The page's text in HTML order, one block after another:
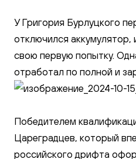
У Григория Бурлуцкого
отключился аккумулятор,
свою первую попытку.
отработал по полной и
Победителем
Цареградцев, который
российского дрифта